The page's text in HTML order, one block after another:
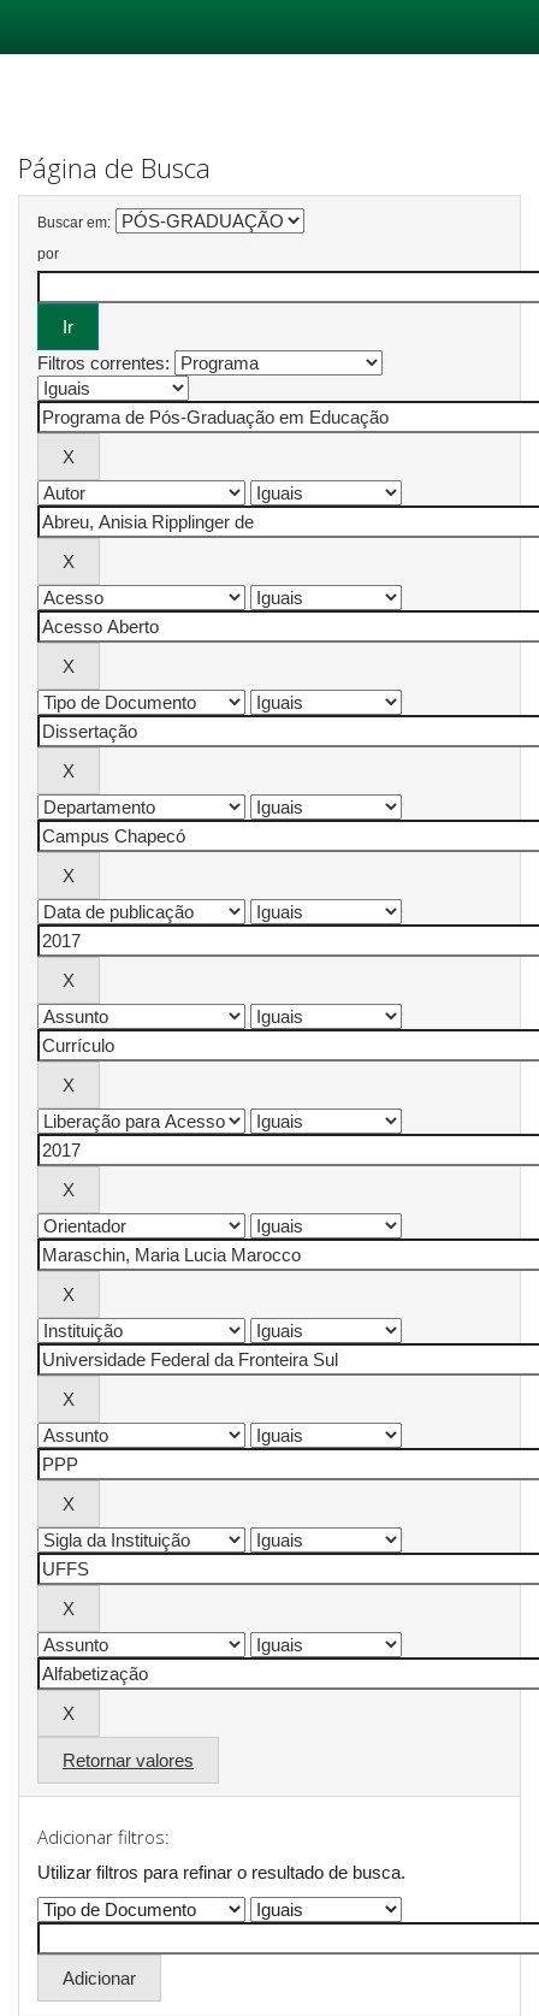
Página de Busca
Buscar em:
por
Filtros correntes:
Retornar valores
Adicionar filtros:
Utilizar filtros para refinar o resultado de busca.